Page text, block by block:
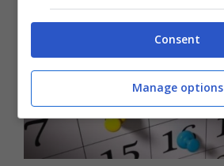
Consent
Manage options